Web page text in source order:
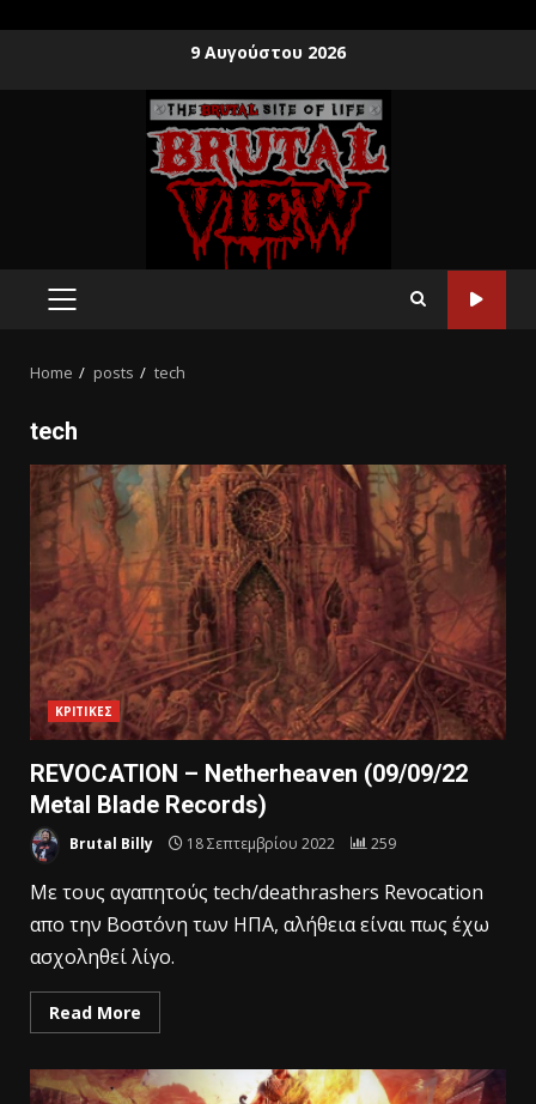
9 Αυγούστου 2026
Home posts tech
tech
ΚΡΙΤΙΚΕΣ
REVOCATION – Netherheaven (09/09/22
Metal Blade Records)
Brutal Billy 18 Σεπτεμβρίου 2022 259
Mε τους αγαπητούς tech/deathrashers Revocation
απο την Βοστόνη των ΗΠΑ, αλήθεια είναι πως έχω
ασχοληθεί λίγο.
Read More